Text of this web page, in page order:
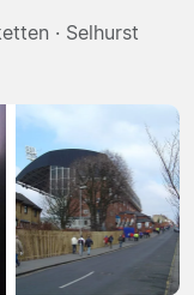
· Selhurst